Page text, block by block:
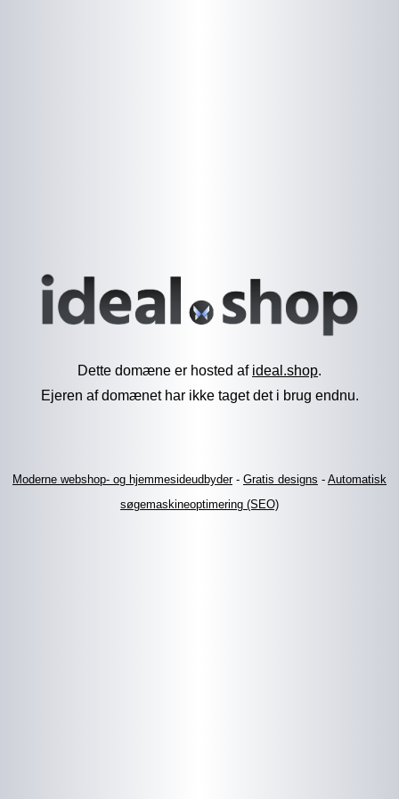
Dette domæne er hosted af ideal.shop.
Ejeren af domænet har ikke taget det i brug endnu.
Moderne webshop- og hjemmesideudbyder- Gratis designs - Automatisk
søgemaskineoptimering (SEO)